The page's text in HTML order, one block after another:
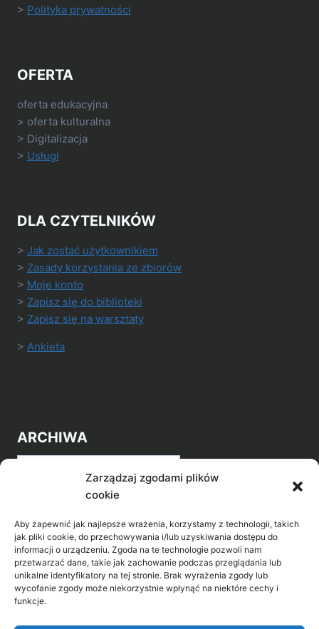
Zarządzaj zgodami plików
cookie
Aby zapewnić jak najlepsze wrażenia, korzystamy z technologii, takich
jak pliki cookie, do przechowywania i/lub uzyskiwania dostępu do
informacji o urządzeniu. Zgoda na te technologie pozwoli nam
przetwarzać dane, takie jak zachowanie podczas przeglądania lub
unikalne identyfikatory na tej stronie. Brak wyrażenia zgody lub
wycofanie zgody może niekorzystnie wpłynąć na niektóre cechy i
funkcje.
> Polityka prywatności
OFERTA
oferta edukacyjna
> oferta kulturalna
> Digitalizacja
> Usługi
DLA CZYTELNIKÓW
> Jak zostać użytkownikiem
> Zasady korzystania ze zbiorów
> Moje konto
> Zapisz się do biblioteki
> Zapisz się na warsztaty
> Ankieta
ARCHIWA
Archiwa
POZNAJ LEPIEJ NASZ REGION
>Gołdap Mazurski Zdrój